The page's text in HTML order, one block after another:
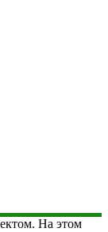
На этом